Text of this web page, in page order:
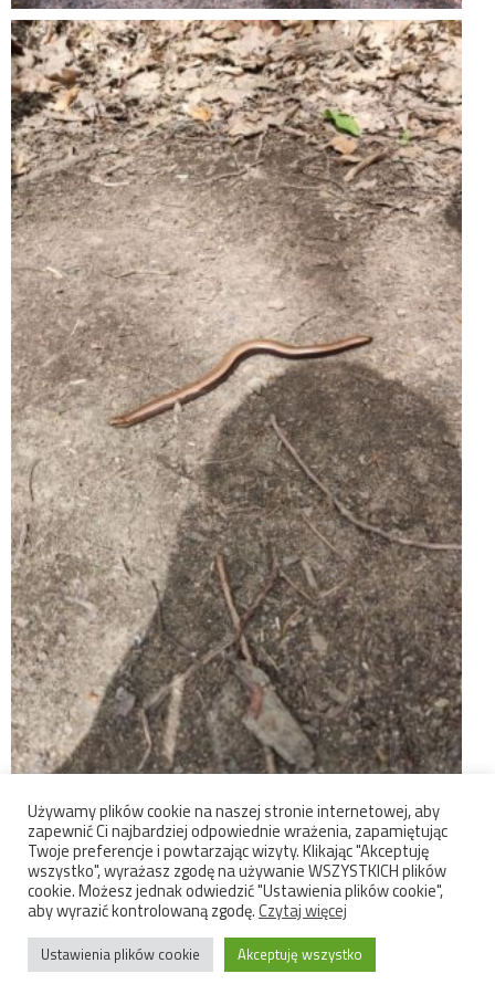
Używamy plików cookie na naszej stronie internetowej, aby
zapewnić Ci najbardziej odpowiednie wrażenia, zapamiętując
Twoje preferencje i powtarzając wizyty. Klikając "Akceptuję
wszystko", wyrażasz zgodę na używanie WSZYSTKICH plików
cookie. Możesz jednak odwiedzić "Ustawienia plików cookie",
aby wyrazić kontrolowaną zgodę.Czytaj więcej
Ustawienia plików cookie Akceptuję wszystko